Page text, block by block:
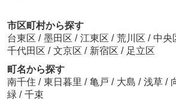
市区町村から探す
台東区 / 墨田区 / 江東区 / 荒川区 / 中央
千代田区 / 文京区 / 新宿区 / 足立区
町名から探す
南千住 / 東日暮里 / 亀戸 / 大島 / 浅草 /
緑 / 千束